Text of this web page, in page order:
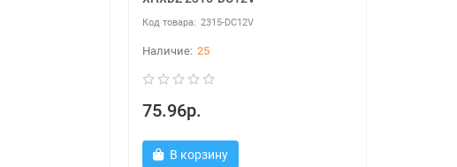
2315-DC12V
25
75.96р.
В корзину